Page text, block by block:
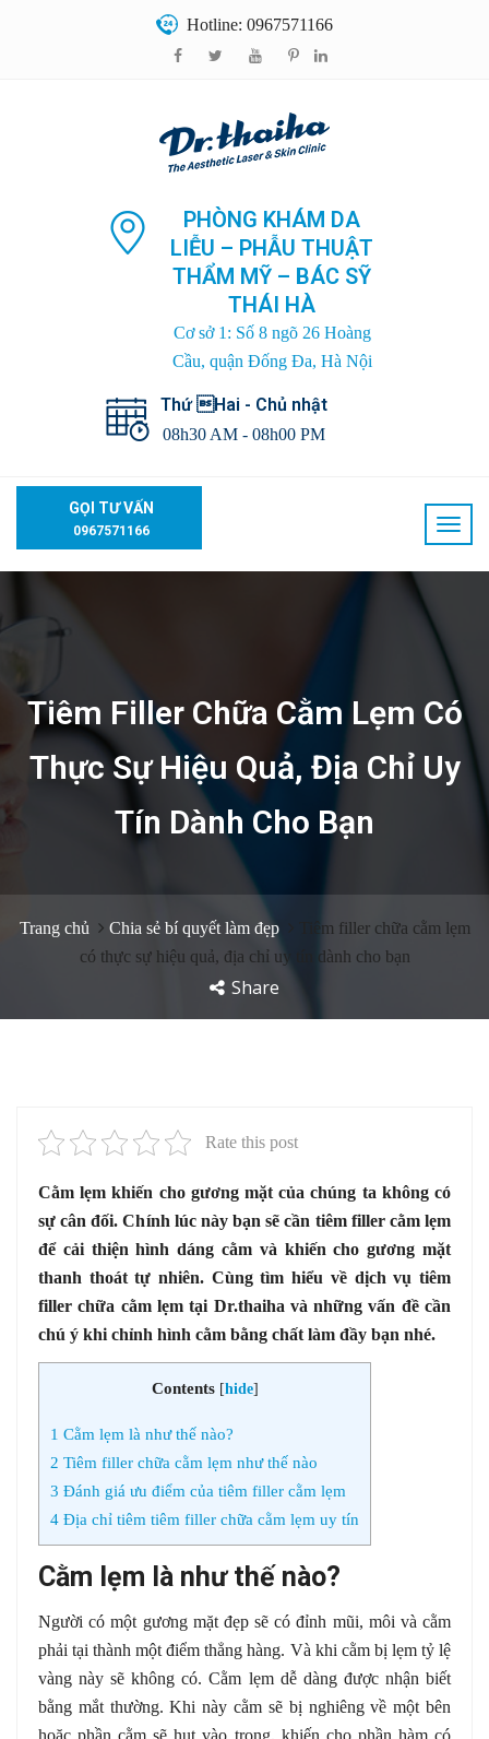
Hotline: 0967571166
PHÒNG KHÁM DA
LIỄU – PHẪU THUẬT
THẨM MỸ – BÁC SỸ
THÁI HÀ
Cơ sở 1: Số 8 ngõ 26 Hoàng
Cầu, quận Đống Đa, Hà Nội
Thứ Hai - Chủ nhật
08h30 AM - 08h00 PM
GỌI TƯ VẤN
0967571166
Tiêm Filler Chữa Cằm Lẹm Có
Thực Sự Hiệu Quả, Địa Chỉ Uy
Tín Dành Cho Bạn
Trang chủ Chia sẻ bí quyết làm đẹp
Tiêm filler chữa cằm lẹm
có thực sự hiệu quả, địa chỉ uy tín dành cho bạn
Share
Rate this post
Cằm lẹm khiến cho gương mặt của chúng ta không có
sự cân đối. Chính lúc này bạn sẽ cần tiêm filler cằm lẹm
để cải thiện hình dáng cằm và khiến cho gương mặt
thanh thoát tự nhiên. Cùng tìm hiểu về dịch vụ tiêm
filler chữa cằm lẹm tại Dr.thaiha và những vấn đề cần
chú ý khi chỉnh hình cằm bằng chất làm đầy bạn nhé.
Contents [hide]
1 Cằm lẹm là như thế nào?
2 Tiêm filler chữa cằm lẹm như thế nào
3 Đánh giá ưu điểm của tiêm filler cằm lẹm
4 Địa chỉ tiêm tiêm filler chữa cằm lẹm uy tín
Cằm lẹm là như thế nào?
Người có một gương mặt đẹp sẽ có đỉnh mũi, môi và cằm
phải tại thành một điểm thẳng hàng. Và khi cằm bị lẹm tỷ lệ
vàng này sẽ không có. Cằm lẹm dễ dàng được nhận biết
bằng mắt thường. Khi này cằm sẽ bị nghiêng về một bên